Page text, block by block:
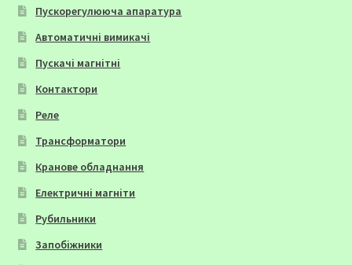
Пускорегулююча апаратура
Автоматичні вимикачі
Пускачі магнітні
Контактори
Реле
Трансформатори
Кранове обладнання
Електричні магніти
Рубильники
Запобіжники